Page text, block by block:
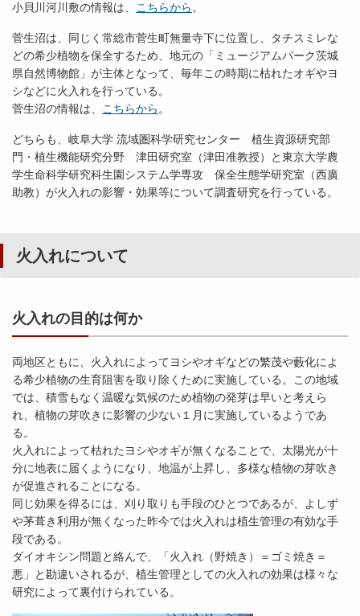
小貝川河川敷の情報は、
こちらから 。
菅生沼は、同じく常総市菅生町無量寺下に位置し、タチスミレな
どの希少植物を保全するため、地元の「ミュージアムパーク茨城
県自然博物館」が主体となって、毎年この時期に枯れたオギやヨ
シなどに火入れを行っている。
菅生沼の情報は、
こちらから 。
どちらも、岐阜大学 流域圏科学研究センター 植生資源研究部
門・植生機能研究分野 津田研究室（津田准教授）と東京大学農
学生命科学研究科生園システム学専攻 保全生態学研究室（西廣
助教）が火入れの影響・効果等について調査研究を行っている。
火入れについて
火入れの目的は何か
両地区ともに、火入れによってヨシやオギなどの繁茂や藪化によ
る希少植物の生育阻害を取り除くために実施している。この地域
では、積雪もなく温暖な気候のため植物の発芽は早いと考えら
れ、植物の芽吹きに影響の少ない１月に実施しているようであ
る。
火入れによって枯れたヨシやオギが無くなることで、太陽光が十
分に地表に届くようになり、地温が上昇し、多様な植物の芽吹き
が促進されることになる。
同じ効果を得るには、刈り取りも手段のひとつであるが、よしず
や茅葺き利用が無くなった昨今では火入れは植生管理の有効な手
段である。
ダイオキシン問題と絡んで、「火入れ（野焼き）＝ゴミ焼き＝
悪」と勘違いされるが、植生管理としての火入れの効果は様々な
研究によって裏付けられている。